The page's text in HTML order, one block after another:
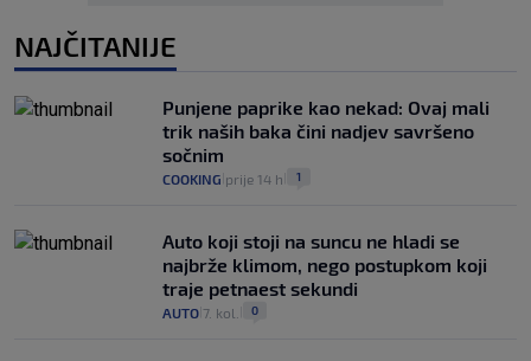
NAJČITANIJE
Punjene paprike kao nekad: Ovaj mali
trik naših baka čini nadjev savršeno
sočnim
COOKING prije 14 h 1
Auto koji stoji na suncu ne hladi se
najbrže klimom, nego postupkom koji
traje petnaest sekundi
AUTO 7. kol. 0